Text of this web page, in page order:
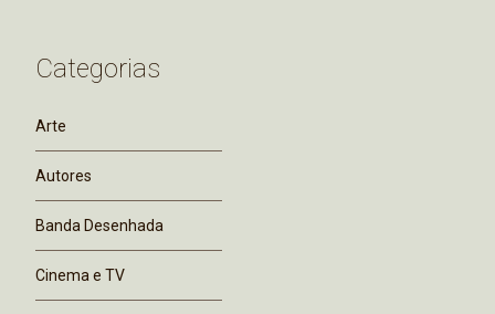
Categorias
Arte
Autores
Banda Desenhada
Cinema e TV